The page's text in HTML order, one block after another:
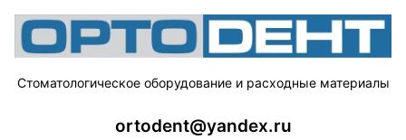
Стоматологическое оборудование и расходные материалы
ortodent@yandex.ru